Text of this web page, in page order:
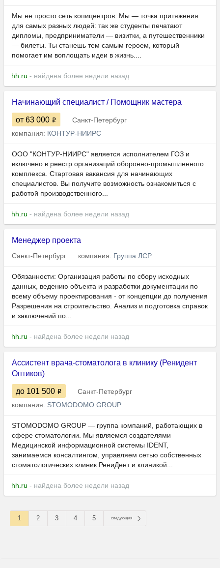
Мы не просто сеть копицентров. Мы — точка притяжения
для самых разных людей: так же студенты печатают
дипломы, предприниматели — визитки, а путешественники
— билеты. Ты станешь тем самым героем, который
помогает им воплощать идеи в жизнь....
hh.ru - найдена более недели назад
Начинающий специалист / Помощник мастера
от 63 000
Санкт-Петербург
компания: КОНТУР-НИИРС
ООО "КОНТУР-НИИРС" является исполнителем ГОЗ и
включено в реестр организаций оборонно-промышленного
комплекса. Стартовая вакансия для начинающих
специалистов. Вы получите возможность ознакомиться с
работой производственного...
hh.ru - найдена более недели назад
Менеджер проекта
Санкт-Петербург компания: Группа ЛСР
Обязанности: Организация работы по сбору исходных
данных, ведению объекта и разработки документации по
всему объему проектирования - от концепции до получения
Разрешения на строительство. Анализ и подготовка справок
и заключений по...
hh.ru - найдена более недели назад
Ассистент врача-стоматолога в клинику (Ренидент
Оптиков)
до 101 500
Санкт-Петербург
компания: STOMODOMO GROUP
STOMODOMO GROUP — группа компаний, работающих в
сфере стоматологии. Мы являемся создателями
Медицинской информационной системы IDENT,
занимаемся консалтингом, управляем сетью собственных
стоматологических клиник РениДент и клиникой...
hh.ru - найдена более недели назад
1 2 3 4 5 следующая